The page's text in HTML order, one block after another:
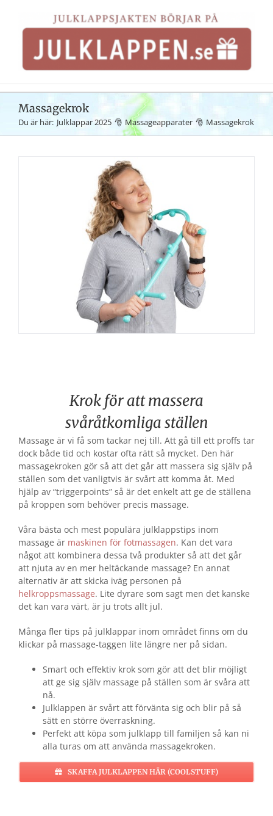
innehållet
Massagekrok
Du är här: Julklappar 2025 Massageapparater Massagekrok
Krok för att massera
svåråtkomliga ställen
Massage är vi få som tackar nej till. Att gå till ett proffs tar
dock både tid och kostar ofta rätt så mycket. Den här
massagekroken gör så att det går att massera sig själv på
ställen som det vanligtvis är svårt att komma åt. Med
hjälp av “triggerpoints” så är det enkelt att ge de ställena
på kroppen som behöver precis massage.
Våra bästa och mest populära julklappstips inom
massage är maskinen för fotmassagen. Kan det vara
något att kombinera dessa två produkter så att det går
att njuta av en mer heltäckande massage? En annat
alternativ är att skicka iväg personen på
helkroppsmassage. Lite dyrare som sagt men det kanske
det kan vara värt, är ju trots allt jul.
Många fler tips på julklappar inom området finns om du
klickar på massage-taggen lite längre ner på sidan.
Smart och effektiv krok som gör att det blir möjligt
att ge sig själv massage på ställen som är svåra att
nå.
Julklappen är svårt att förvänta sig och blir på så
sätt en större överraskning.
Perfekt att köpa som julklapp till familjen så kan ni
alla turas om att använda massagekroken.
SKAFFA JULKLAPPEN HÄR (COOLSTUFF)